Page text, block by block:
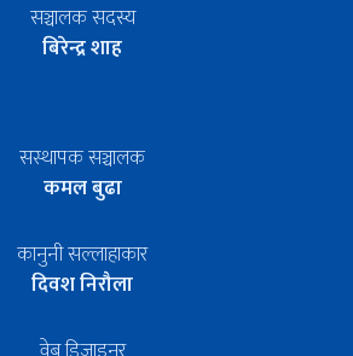
सञ्चालक सदस्य
बिरेन्द्र शाह
सस्थापक सञ्चालक
कमल बुढा
कानुनी सल्लाहाकार
दिवश निरौला